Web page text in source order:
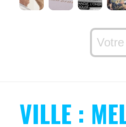
VILLE :